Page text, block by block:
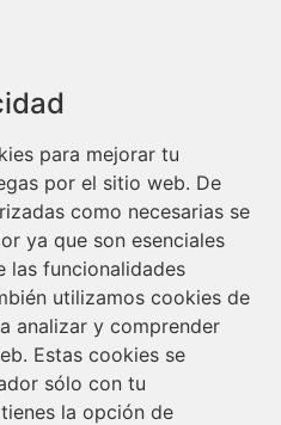
para mejorar tu
por el sitio web. De
como necesarias se
ya que son esenciales
las funcionalidades
utilizamos cookies de
analizar y comprender
Estas cookies se
sólo con tu
la opción de